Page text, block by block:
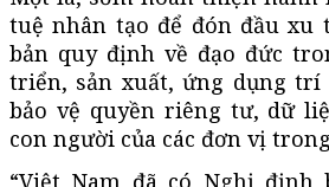
tuệ nhân tạo để đón đầu xu
bản quy định về đạo đức
triển, sản xuất, ứng dụng
bảo vệ quyền riêng tư, dữ
con người của các đơn vị
“Việt Nam đã có Nghị định